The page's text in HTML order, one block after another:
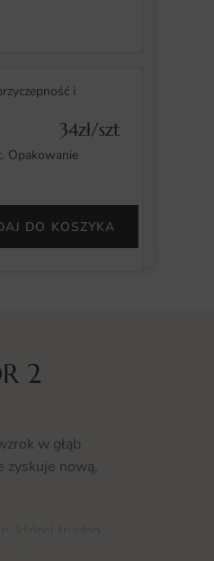
i
34zł/szt
Opakowanie
DO KOSZYKA
2
w głąb
zyskuje nową,
której trudno